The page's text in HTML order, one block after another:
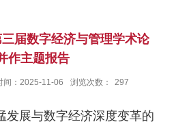
届数字经济与管理学术论
作主题报告
间：2025-11-06 浏览次数： 297
发展与数字经济深度变革的